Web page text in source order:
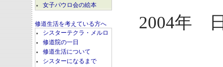
女子パウロ会の絵本
修道生活を考えている方へ
シスターテクラ・メルロ
修道院の一日
修道生活について
シスターになるまで
2004年